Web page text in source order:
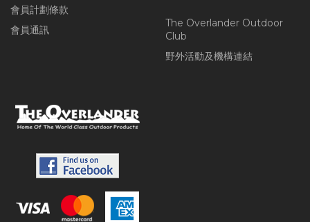
會員計劃條款
會員通訊
The Overlander Outdoor
Club
野外活動及機構連結